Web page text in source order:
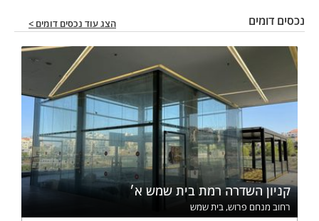
נכסים דומים הצג עוד נכסים דומים >
קניון השדרה רמת בית שמש א׳
רחוב מנחם פרוש, בית שמש